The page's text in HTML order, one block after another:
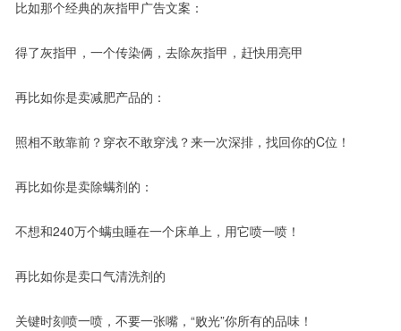
比如那个经典的灰指甲广告文案：
得了灰指甲，一个传染俩，去除灰指甲，赶快用亮甲
再比如你是卖减肥产品的：
照相不敢靠前？穿衣不敢穿浅？来一次深排，找回你的C位！
再比如你是卖除螨剂的：
不想和240万个螨虫睡在一个床单上，用它喷一喷！
再比如你是卖口气清洗剂的
关键时刻喷一喷，不要一张嘴，“败光”你所有的品味！